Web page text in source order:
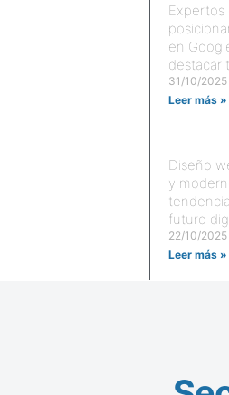
Expertos
en
destacar
31/10/2025
Leer más »
Diseño
y
futuro
22/10/2025
Leer más »